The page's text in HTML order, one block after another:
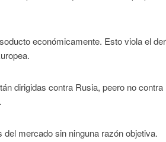
económicamente. Esto viola el
dirigidas contra Rusia, peero no contra
mercado sin ninguna razón objetiva.